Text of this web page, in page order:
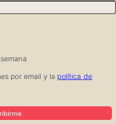
por email y la política de